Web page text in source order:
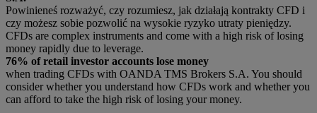
Powinieneś rozważyć, czy rozumiesz, jak działają kontrakty CFD i
czy możesz sobie pozwolić na wysokie ryzyko utraty pieniędzy.
CFDs are complex instruments and come with a high risk of losing
money rapidly due to leverage.
76% of retail investor accounts lose money
when trading CFDs with OANDA TMS Brokers S.A. You should
consider whether you understand how CFDs work and whether you
can afford to take the high risk of losing your money.